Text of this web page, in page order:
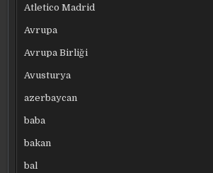
Atletico Madrid
Avrupa
Avrupa Birliği
Avusturya
azerbaycan
baba
bakan
bal